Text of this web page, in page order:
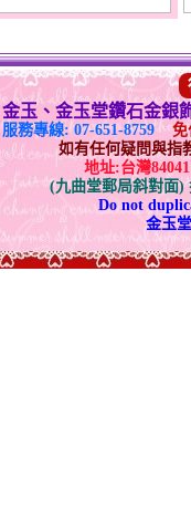
金玉、金玉堂鑽石金銀
服務專線: 07-651-8759
免
如有任何疑問與指
地址:台灣
(九曲堂郵局斜對面)
Do not
金玉